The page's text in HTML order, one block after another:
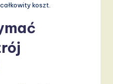
koszt.